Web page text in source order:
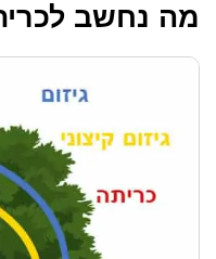
מה נחשב